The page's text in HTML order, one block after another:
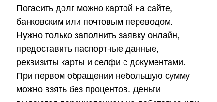
Погасить долг можно картой на сайте,
банковским или почтовым переводом.
Нужно только заполнить заявку онлайн,
предоставить паспортные данные,
реквизиты карты и селфи с документами.
При первом обращении небольшую сумму
можно взять без процентов. Деньги